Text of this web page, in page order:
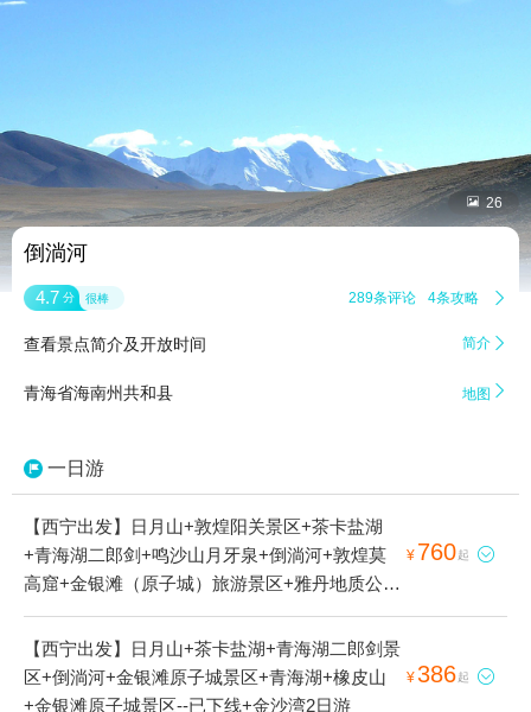
 26
倒淌河
4.7 分 很棒 289条评论 4条攻略 
查看景点简介及开放时间 简介 
青海省海南州共和县 地图 
一日游
【西宁出发】日月山+敦煌阳关景区+茶卡盐湖
+青海湖二郎剑+鸣沙山月牙泉+倒淌河+敦煌莫
高窟+金银滩（原子城）旅游景区+雅丹地质公园
+嘉峪关关城+塔尔寺+祁连山+玉门关+丹噶尔古
城+榆林窟+张掖七彩丹霞旅游景区+青海湖+又
见敦煌+丝路花雨+乌素特水上雅丹地质公园+茶
卡天空壹号+金银滩原子城+金沙湾+鸣沙山+祁
¥ 760起 
【西宁出发】日月山+茶卡盐湖+青海湖二郎剑景
区+倒淌河+金银滩原子城景区+青海湖+橡皮山
+金银滩原子城景区--已下线+金沙湾2日游
¥386起 